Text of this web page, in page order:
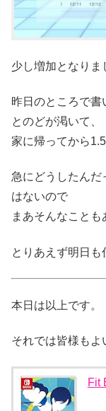
少し増加となりま
昨日のところで書
とのどが渇いて、
家に帰ってから
急にどうしたんだ
はないので
まあそんなことも
とりあえず明日
本日は以上です。
それでは皆様もよ
Fit